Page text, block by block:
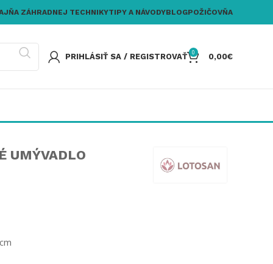
ZÁHRADNEJ TECHNIKYTIPY A NÁVODYBLOGPOŽIČOVŇA
PRIHLÁSIŤ SA / REGISTROVAŤ 0 0,00€
UMÝVADLO